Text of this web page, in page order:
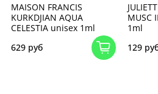
MAISON FRANCIS
KURKDJIAN AQUA
CELESTIA unisex 1ml
629 руб
MUSC
1ml
129